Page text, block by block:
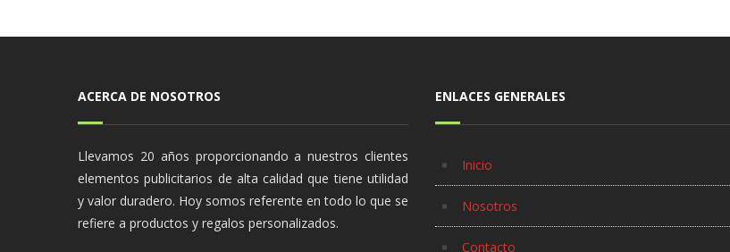
ACERCA DE NOSOTROS
Llevamos 20 años proporcionando a nuestros clientes
elementos publicitarios de alta calidad que tiene utilidad
y valor duradero. Hoy somos referente en todo lo que se
refiere a productos y regalos personalizados.
ENLACES GENERALES
Inicio
Nosotros
Contacto